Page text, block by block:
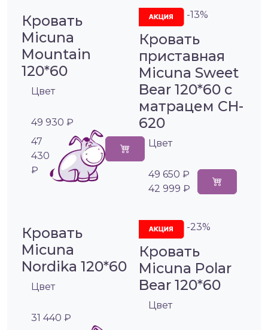
Кровать
Micuna
Mountain
120*60
Цвет
49 930 ₽
47
430
₽
-13%
Кровать
приставная
Micuna Sweet
Bear 120*60 с
матрацем CH-
620
Цвет
49 650 ₽
42 999 ₽
Кровать
Micuna
Nordika 120*60
Цвет
31 440 ₽
-23%
Кровать
Micuna Polar
Bear 120*60
Цвет